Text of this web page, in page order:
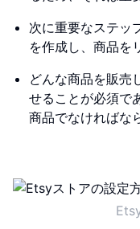
次に重要なステッ
を作成し、商品を
どんな商品を販売
せることが必須で
商品でなければな